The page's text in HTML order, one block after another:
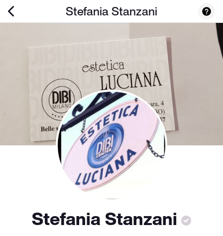
Stefania Stanzani
Stefania Stanzani